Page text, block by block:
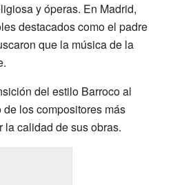
y óperas. En Madrid,
destacados como el padre
que la música de la
del estilo Barroco al
los compositores más
la calidad de sus obras.